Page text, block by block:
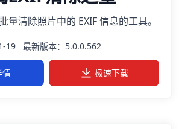
量清除照片中的 EXIF 信息的工具。
19 最新版本：5.0.0.562
情 极速下载